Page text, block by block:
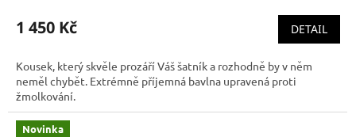
1 450 Kč DETAIL
Kousek, který skvěle prozáří Váš šatník a rozhodně by v něm
neměl chybět. Extrémně příjemná bavlna upravená proti
žmolkování.
Novinka